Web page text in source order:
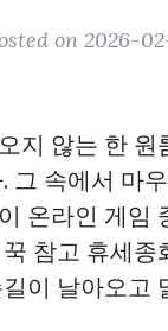
on 2026-
지 않는 한
그 속에서 마
온라인 게임
참고 휴세
이 날아오고